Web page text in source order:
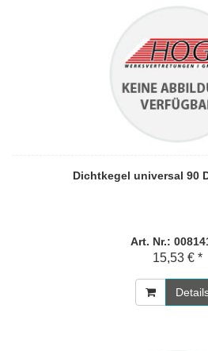
Dichtkegel universal 90
Art. Nr.:
15,53 € *